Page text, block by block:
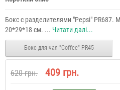
Бокс с разделителями "Pepsi" PR687.
20*29*18 см. ... Читати далі...
Бокс для чая "Coffee" PR45
620 грн. 409 грн.